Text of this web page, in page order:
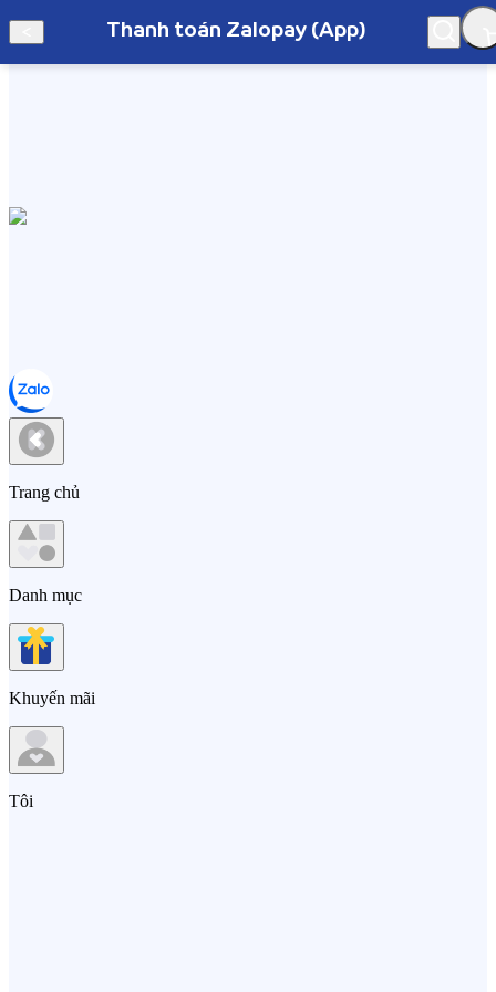
Thanh toán Zalopay (App)
Hà Nội
Thanh toán Zalopay (App)
Trang chủ
Danh mục
Khuyến mãi
Tôi